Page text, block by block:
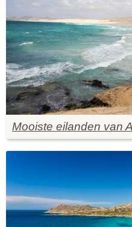
Mooiste eilanden van